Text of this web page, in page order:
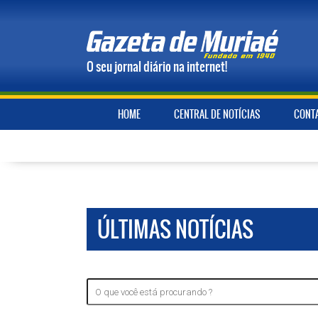
O seu jornal diário na internet!
HOME CENTRAL DE NOTÍCIAS
ÚLTIMAS NOTÍCIAS